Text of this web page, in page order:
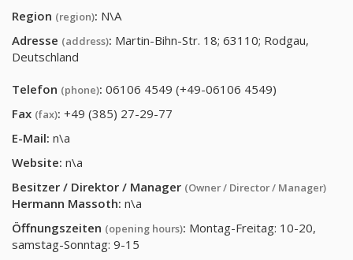
Region (region): N\A
Adresse (address): Martin-Bihn-Str. 18; 63110; Rodgau,
Deutschland
Telefon (phone): 06106 4549 (+49-06106 4549)
Fax (fax): +49 (385) 27-29-77
E-Mail: n\a
Website: n\a
Besitzer / Direktor / Manager (Owner / Director / Manager)
Hermann Massoth: n\a
Öffnungszeiten (opening hours): Montag-Freitag: 10-20,
samstag-Sonntag: 9-15